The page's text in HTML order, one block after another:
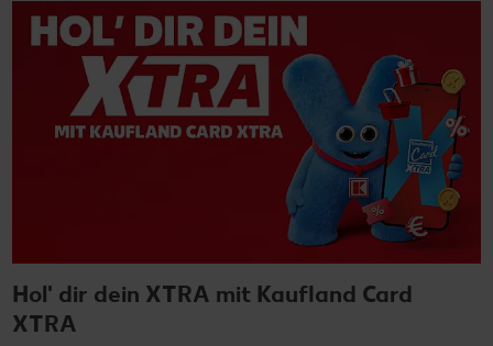
Hol' dir dein XTRA mit Kaufland Card
XTRA